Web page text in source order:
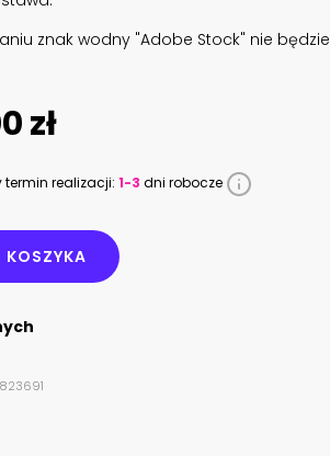
znak wodny "Adobe Stock" nie będzie
zł
termin realizacji: 1-3 dni robocze